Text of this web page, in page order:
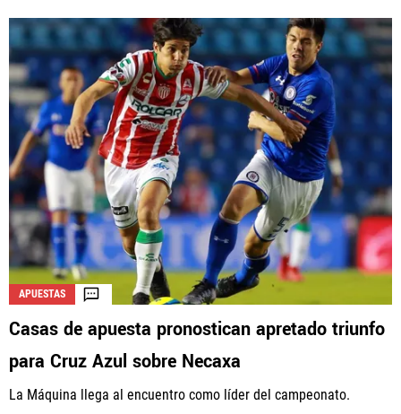
APUESTAS
Casas de apuesta pronostican apretado triunfo
para Cruz Azul sobre Necaxa
La Máquina llega al encuentro como líder del campeonato.